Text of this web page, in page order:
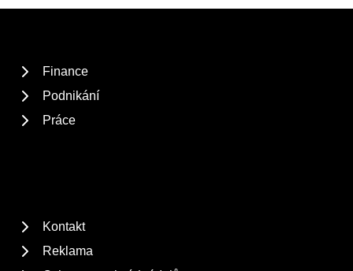
Finance
Podnikání
Práce
Kontakt
Reklama